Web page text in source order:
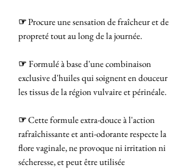
☞Procure une sensation de fraîcheur et de
propreté tout au long de la journée.
☞ Formulé à base d'une combinaison
exclusive d'huiles qui soignent en douceur
les tissus de la région vulvaire et périnéale.
☞Cette formule extra-douce à l'action
rafraîchissante et anti-odorante respecte la
flore vaginale, ne provoque ni irritation ni
sécheresse, et peut être utilisée